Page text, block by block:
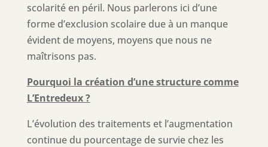
scolarité en péril. Nous parlerons ici d’une
forme d’exclusion scolaire due à un manque
évident de moyens, moyens que nous ne
maîtrisons pas.
Pourquoi la création d’une structure comme
L’Entredeux ?
L’évolution des traitements et l’augmentation
continue du pourcentage de survie chez les